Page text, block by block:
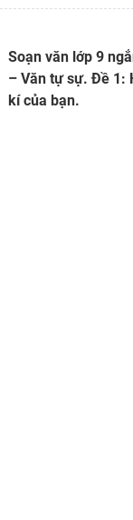
Soạn văn lớp 9
– Văn tự sự. Đề 1:
kí của bạn.